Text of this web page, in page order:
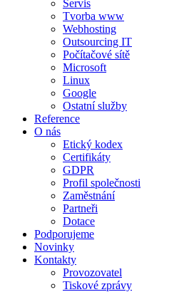
Servis
Tvorba www
Webhosting
Outsourcing IT
Počítačové sítě
Microsoft
Linux
Google
Ostatní služby
Reference
O nás
Etický kodex
Certifikáty
GDPR
Profil společnosti
Zaměstnání
Partneři
Dotace
Podporujeme
Novinky
Kontakty
Provozovatel
Tiskové zprávy